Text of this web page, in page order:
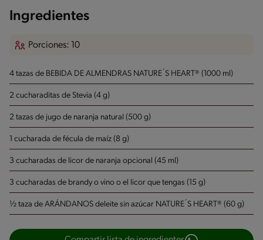
Ingredientes
Porciones: 10
4 tazas de BEBIDA DE ALMENDRAS NATURE´S HEART® (1000 ml)
2 cucharaditas de Stevia (4 g)
2 tazas de jugo de naranja natural (500 g)
1 cucharada de fécula de maíz (8 g)
3 cucharadas de licor de naranja opcional (45 ml)
3 cucharadas de brandy o vino o el licor que tengas (15 g)
½ taza de ARÁNDANOS deleite sin azúcar NATURE´S HEART® (60 g)